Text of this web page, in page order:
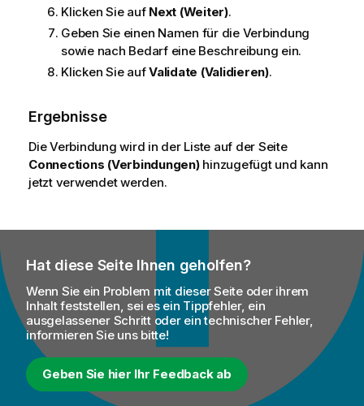
Klicken Sie auf Next (Weiter).
Geben Sie einen Namen für die Verbindung
sowie nach Bedarf eine Beschreibung ein.
Klicken Sie aufValidate (Validieren).
Ergebnisse
Die Verbindung wird in der Liste auf der Seite
Connections (Verbindungen)hinzugefügt und kann
jetzt verwendet werden.
Hat diese Seite Ihnen geholfen?
Wenn Sie ein Problem mit dieser Seite oder ihrem
Inhalt feststellen, sei es ein Tippfehler, ein
ausgelassener Schritt oder ein technischer Fehler,
informieren Sie uns bitte!
Geben Sie hier Ihr Feedback ab